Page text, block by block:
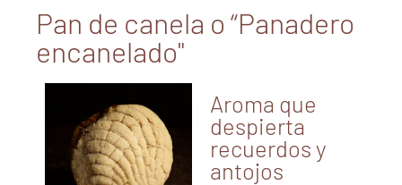
Pan de canela o “Panadero
encanelado"
Aroma que
despierta
recuerdos y
antojos